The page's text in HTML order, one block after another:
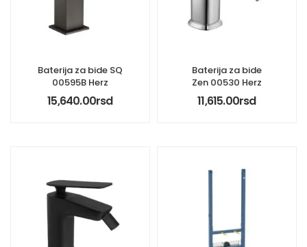
Baterija za bide SQ
00595B Herz
15,640.00rsd
Baterija za bide
Zen 00530 Herz
11,615.00rsd